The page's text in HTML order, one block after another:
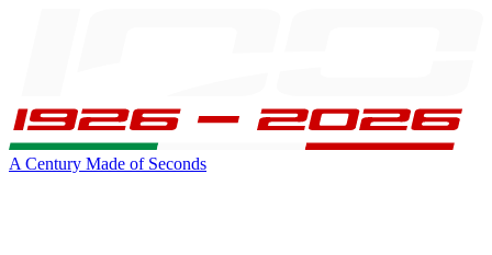
A Century Made of Seconds